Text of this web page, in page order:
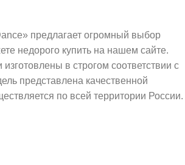
предлагает огромный выбор
недорого купить на нашем сайте.
в строгом соответствии с
представлена качественной
по всей территории России.